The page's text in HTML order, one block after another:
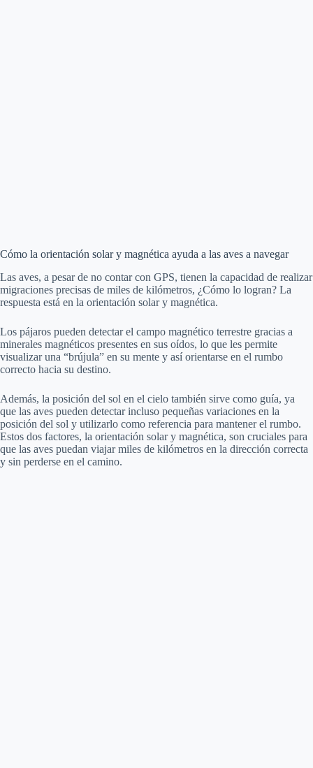
Cómo la orientación solar y magnética ayuda a las aves a navegar
Las aves, a pesar de no contar con GPS, tienen la capacidad de realizar
migraciones precisas de miles de kilómetros, ¿Cómo lo logran? La
respuesta está en la orientación solar y magnética.
Los pájaros pueden detectar el campo magnético terrestre gracias a
minerales magnéticos presentes en sus oídos, lo que les permite
visualizar una “brújula” en su mente y así orientarse en el rumbo
correcto hacia su destino.
Además, la posición del sol en el cielo también sirve como guía, ya
que las aves pueden detectar incluso pequeñas variaciones en la
posición del sol y utilizarlo como referencia para mantener el rumbo.
Estos dos factores, la orientación solar y magnética, son cruciales para
que las aves puedan viajar miles de kilómetros en la dirección correcta
y sin perderse en el camino.